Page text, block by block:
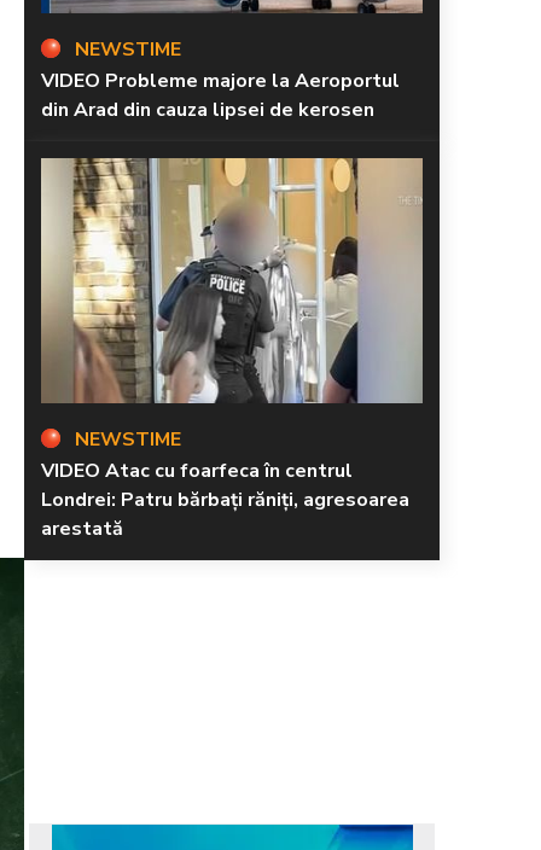
NEWSTIME
VIDEO Probleme majore la Aeroportul
din Arad din cauza lipsei de kerosen
NEWSTIME
VIDEO Atac cu foarfeca în centrul
Londrei: Patru bărbați răniți, agresoarea
arestată